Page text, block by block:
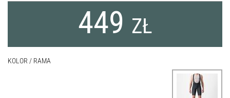
449 ZŁ
KOLOR / RAMA